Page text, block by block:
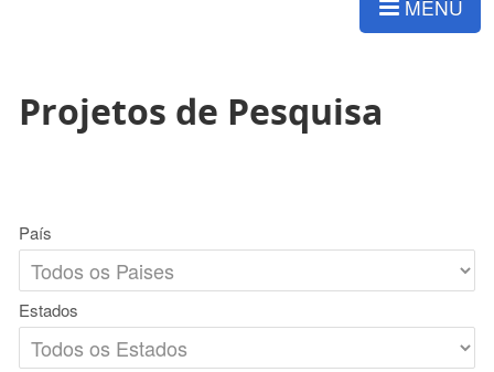
MENU
Projetos de Pesquisa
País
Estados